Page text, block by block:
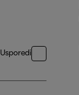
Usporedi